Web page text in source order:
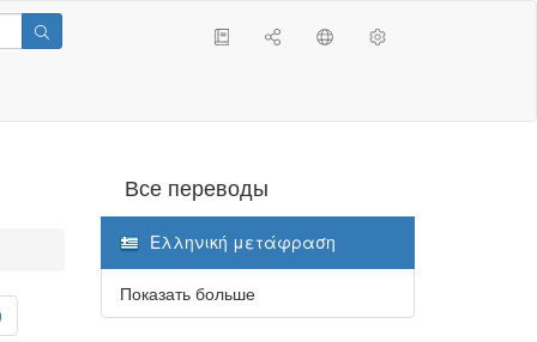
Все переводы
Ελληνική μετάφραση
Показать больше